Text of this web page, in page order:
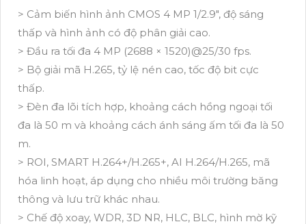
> Cảm biến hình ảnh CMOS 4 MP 1/2.9", độ sáng
thấp và hình ảnh có độ phân giải cao.
> Đầu ra tối đa 4 MP (2688 × 1520)@25/30 fps.
> Bộ giải mã H.265, tỷ lệ nén cao, tốc độ bit cực
thấp.
> Đèn đa lõi tích hợp, khoảng cách hồng ngoại tối
đa là 50 m và khoảng cách ánh sáng ấm tối đa là 50
m.
> ROI, SMART H.264+/H.265+, AI H.264/H.265, mã
hóa linh hoạt, áp dụng cho nhiều môi trường băng
thông và lưu trữ khác nhau.
> Chế độ xoay, WDR, 3D NR, HLC, BLC, hình mờ kỹ